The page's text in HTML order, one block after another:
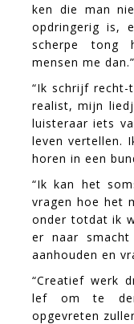
ken die man
opdringerig is,
scherpe tong
mensen me dan.”
“Ik schrijf recht-
realist, mijn
luisteraar iets
leven vertellen.
horen in een
“Ik kan het
vragen hoe het
onder totdat ik
er naar
aanhouden en
“Creatief werk
lef om te
opgevreten